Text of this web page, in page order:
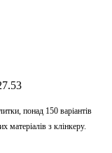
понад 150 варіантів
матеріалів з клінкеру.